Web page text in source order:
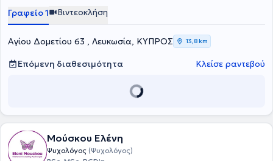
Γραφείο 1 Βιντεοκλήση
Αγίου Δομετίου 63 , Λευκωσία, ΚΥΠΡΟΣ 13,8 km
Επόμενη διαθεσιμότητα Κλείσε ραντεβού
Μούσκου Ελένη
Ψυχολόγος (Ψυχολόγος)